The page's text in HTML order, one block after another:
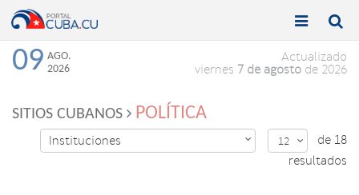
Toggle

Toggle

09 AGO.
2026
Actualizado
viernes 7 de agosto de 2026
SITIOS CUBANOS POLÍTICA
Instituciones  12 
de 18
resultados